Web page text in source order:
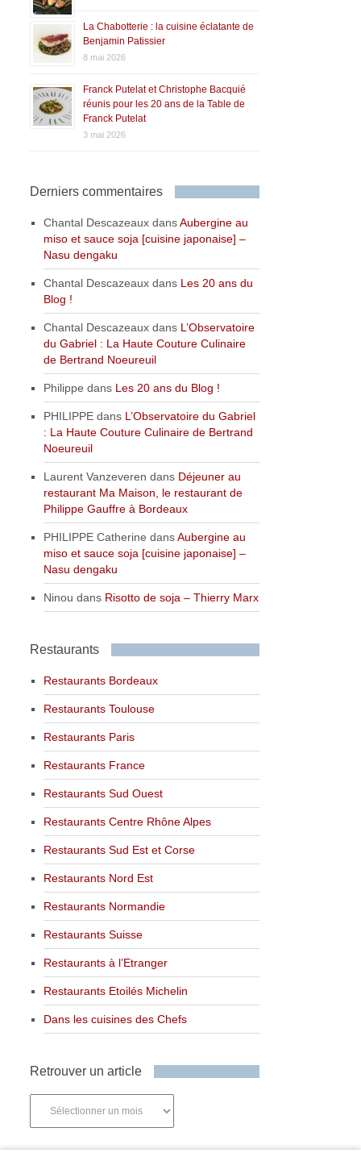
La Chabotterie : la cuisine éclatante de
Benjamin Patissier
8 mai 2026
Franck Putelat et Christophe Bacquié
réunis pour les 20 ans de la Table de
Franck Putelat
3 mai 2026
Derniers commentaires
Chantal Descazeaux dansAubergine au
miso et sauce soja [cuisine japonaise] –
Nasu dengaku
Chantal Descazeaux dans Les 20 ans du
Blog !
Chantal Descazeaux dans L’Observatoire
du Gabriel : La Haute Couture Culinaire
de Bertrand Noeureuil
Philippe dans Les 20 ans du Blog !
PHILIPPE dans L’Observatoire du Gabriel
: La Haute Couture Culinaire de Bertrand
Noeureuil
Laurent Vanzeveren dans Déjeuner au
restaurant Ma Maison, le restaurant de
Philippe Gauffre à Bordeaux
PHILIPPE Catherine dansAubergine au
miso et sauce soja [cuisine japonaise] –
Nasu dengaku
Ninou dans Risotto de soja – Thierry Marx
Restaurants
Restaurants Bordeaux
Restaurants Toulouse
Restaurants Paris
Restaurants France
Restaurants Sud Ouest
Restaurants Centre Rhône Alpes
Restaurants Sud Est et Corse
Restaurants Nord Est
Restaurants Normandie
Restaurants Suisse
Restaurants à l’Etranger
Restaurants Etoilés Michelin
Dans les cuisines des Chefs
Retrouver un article